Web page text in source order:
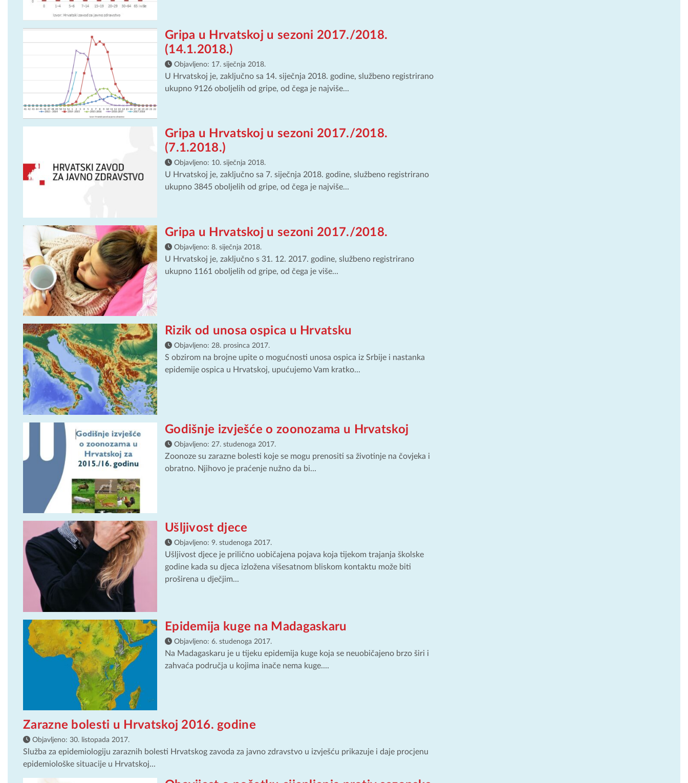
Gripa u Hrvatskoj u sezoni 2017./2018.
(14.1.2018.)
Objavljeno: 17. siječnja 2018.
U Hrvatskoj je, zaključno sa 14. siječnja 2018. godine, službeno registrirano
ukupno 9126 oboljelih od gripe, od čega je najviše...
Gripa u Hrvatskoj u sezoni 2017./2018.
(7.1.2018.)
Objavljeno: 10. siječnja 2018.
U Hrvatskoj je, zaključno sa 7. siječnja 2018. godine, službeno registrirano
ukupno 3845 oboljelih od gripe, od čega je najviše...
Gripa u Hrvatskoj u sezoni 2017./2018.
Objavljeno: 8. siječnja 2018.
U Hrvatskoj je, zaključno s 31. 12. 2017. godine, službeno registrirano
ukupno 1161 oboljelih od gripe, od čega je više...
Rizik od unosa ospica u Hrvatsku
Objavljeno: 28. prosinca 2017.
S obzirom na brojne upite o mogućnosti unosa ospica iz Srbije i nastanka
epidemije ospica u Hrvatskoj, upućujemo Vam kratko...
Godišnje izvješće o zoonozama u Hrvatskoj
Objavljeno: 27. studenoga 2017.
Zoonoze su zarazne bolesti koje se mogu prenositi sa životinje na čovjeka i
obratno. Njihovo je praćenje nužno da bi...
Ušljivost djece
Objavljeno: 9. studenoga 2017.
Ušljivost djece je prilično uobičajena pojava koja tijekom trajanja školske
godine kada su djeca izložena višesatnom bliskom kontaktu može biti
proširena u dječjim...
Epidemija kuge na Madagaskaru
Objavljeno: 6. studenoga 2017.
Na Madagaskaru je u tijeku epidemija kuge koja se neuobičajeno brzo širi i
zahvaća područja u kojima inače nema kuge....
Zarazne bolesti u Hrvatskoj 2016. godine
Objavljeno: 30. listopada 2017.
Služba za epidemiologiju zaraznih bolesti Hrvatskog zavoda za javno zdravstvo u izvješću prikazuje i daje procjenu
epidemiološke situacije u Hrvatskoj...